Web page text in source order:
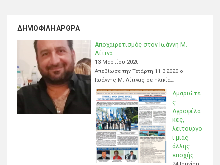
ΔΗΜΟΦΙΛΉ ΆΡΘΡΑ
Αποχαιρετισμός στον Ιωάννη Μ.
Λίτινα
13 Μαρτίου 2020
Απεβίωσε την Τετάρτη 11-3-2020 ο
Ιωάννης Μ. Λίτινας σε ηλικία…
Αμαριώτε
ς
Αγροφύλα
κες,
λειτουργο
ί μιας
άλλης
εποχής
24 Ιουνίου